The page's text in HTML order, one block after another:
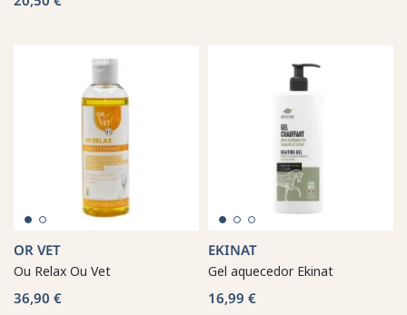
OR VET
Ou Relax Ou Vet
36,90 €
EKINAT
Gel aquecedor Ekinat
16,99 €